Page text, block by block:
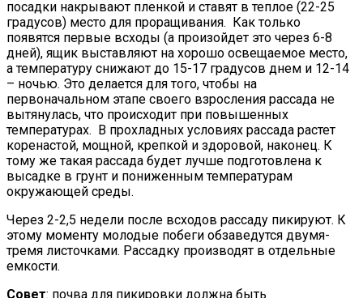
посадки накрывают пленкой и ставят в теплое (22-25
градусов) место для проращивания. Как только
появятся первые всходы (а произойдет это через 6-8
дней), ящик выставляют на хорошо освещаемое место,
а температуру снижают до 15-17 градусов днем и 12-14
– ночью. Это делается для того, чтобы на
первоначальном этапе своего взросления рассада не
вытянулась, что происходит при повышенных
температурах. В прохладных условиях рассада растет
коренастой, мощной, крепкой и здоровой, наконец. К
тому же такая рассада будет лучше подготовлена к
высадке в грунт и пониженным температурам
окружающей среды.
Через 2-2,5 недели после всходов рассаду пикируют. К
этому моменту молодые побеги обзаведутся двумя-
тремя листочками. Рассадку производят в отдельные
емкости.
Совет: почва для пикировки должна быть